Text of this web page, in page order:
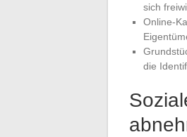
sich
Online-
die